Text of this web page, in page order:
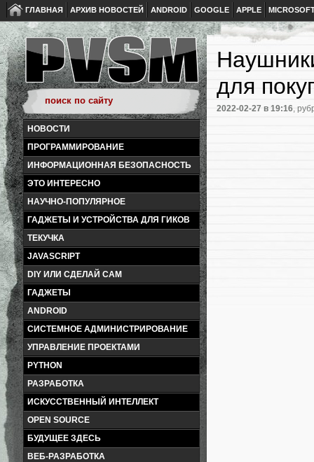
ГЛАВНАЯ АРХИВ НОВОСТЕЙ ANDROID GOOGLE APPLE
НОВОСТИ
ПРОГРАММИРОВАНИЕ
ИНФОРМАЦИОННАЯ БЕЗОПАСНОСТЬ
ЭТО ИНТЕРЕСНО
НАУЧНО-ПОПУЛЯРНОЕ
ГАДЖЕТЫ И УСТРОЙСТВА ДЛЯ ГИКОВ
ТЕКУЧКА
JAVASCRIPT
DIY ИЛИ СДЕЛАЙ САМ
ГАДЖЕТЫ
ANDROID
СИСТЕМНОЕ АДМИНИСТРИРОВАНИЕ
УПРАВЛЕНИЕ ПРОЕКТАМИ
PYTHON
РАЗРАБОТКА
ИСКУССТВЕННЫЙ ИНТЕЛЛЕКТ
OPEN SOURCE
БУДУЩЕЕ ЗДЕСЬ
ВЕБ-РАЗРАБОТКА
для
2022-02-27 в 19:16,